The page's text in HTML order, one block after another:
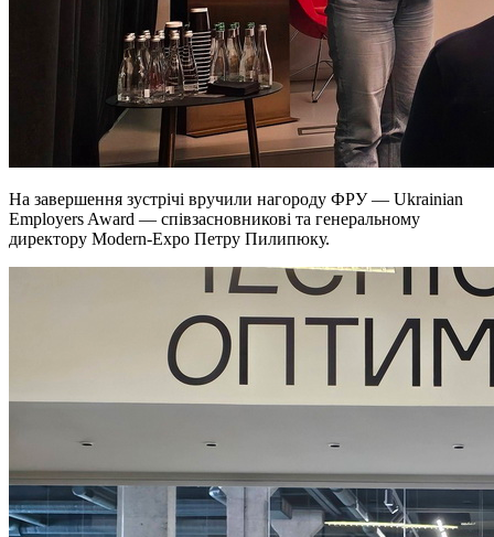
На завершення зустрічі вручили нагороду ФРУ — Ukrainian
Employers Award — співзасновникові та генеральному
директору Modern-Expo Петру Пилипюку.